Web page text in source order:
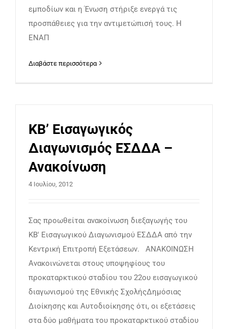
εμποδίων και η Ένωση στήριξε ενεργά τις
προσπάθειες για την αντιμετώπισή τους. Η
ΕΝΑΠ
Διαβάστε περισσότερα
ΚΒ’ Εισαγωγικός
Διαγωνισμός ΕΣΔΔΑ –
Ανακοίνωση
4 Ιουλίου, 2012
Σας προωθείται ανακοίνωση διεξαγωγής του
ΚΒ' Εισαγωγικού Διαγωνισμού ΕΣΔΔΑ από την
Κεντρική Επιτροπή Εξετάσεων. ΑΝΑΚΟΙΝΩΣΗ
Ανακοινώνεται στους υποψηφίους του
προκαταρκτικού σταδίου του 22ου εισαγωγικού
διαγωνισμού της Εθνικής ΣχολήςΔημόσιας
Διοίκησης και Αυτοδιοίκησης ότι, οι εξετάσεις
στα δύο μαθήματα του προκαταρκτικού σταδίου